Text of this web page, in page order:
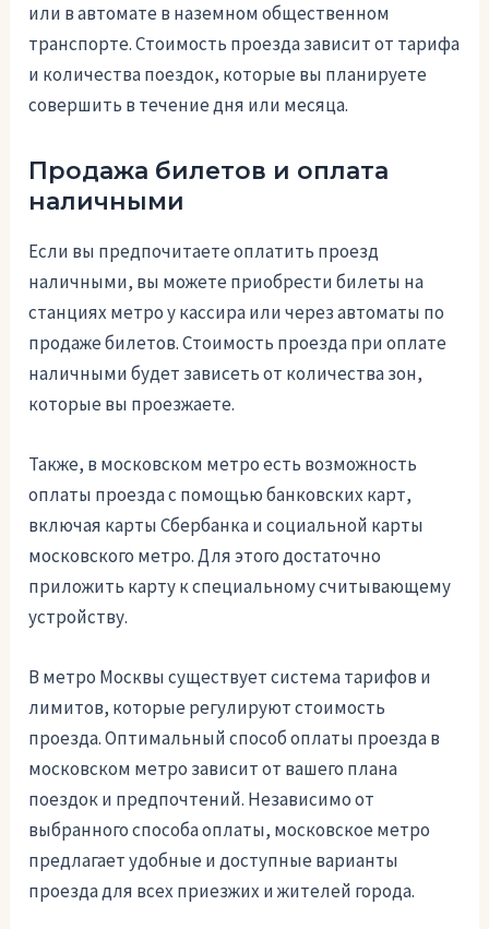
или в автомате в наземном общественном
транспорте. Стоимость проезда зависит от тарифа
и количества поездок, которые вы планируете
совершить в течение дня или месяца.
Продажа билетов и оплата
наличными
Если вы предпочитаете оплатить проезд
наличными, вы можете приобрести билеты на
станциях метро у кассира или через автоматы по
продаже билетов. Стоимость проезда при оплате
наличными будет зависеть от количества зон,
которые вы проезжаете.
Также, в московском метро есть возможность
оплаты проезда с помощью банковских карт,
включая карты Сбербанка и социальной карты
московского метро. Для этого достаточно
приложить карту к специальному считывающему
устройству.
В метро Москвы существует система тарифов и
лимитов, которые регулируют стоимость
проезда. Оптимальный способ оплаты проезда в
московском метро зависит от вашего плана
поездок и предпочтений. Независимо от
выбранного способа оплаты, московское метро
предлагает удобные и доступные варианты
проезда для всех приезжих и жителей города.